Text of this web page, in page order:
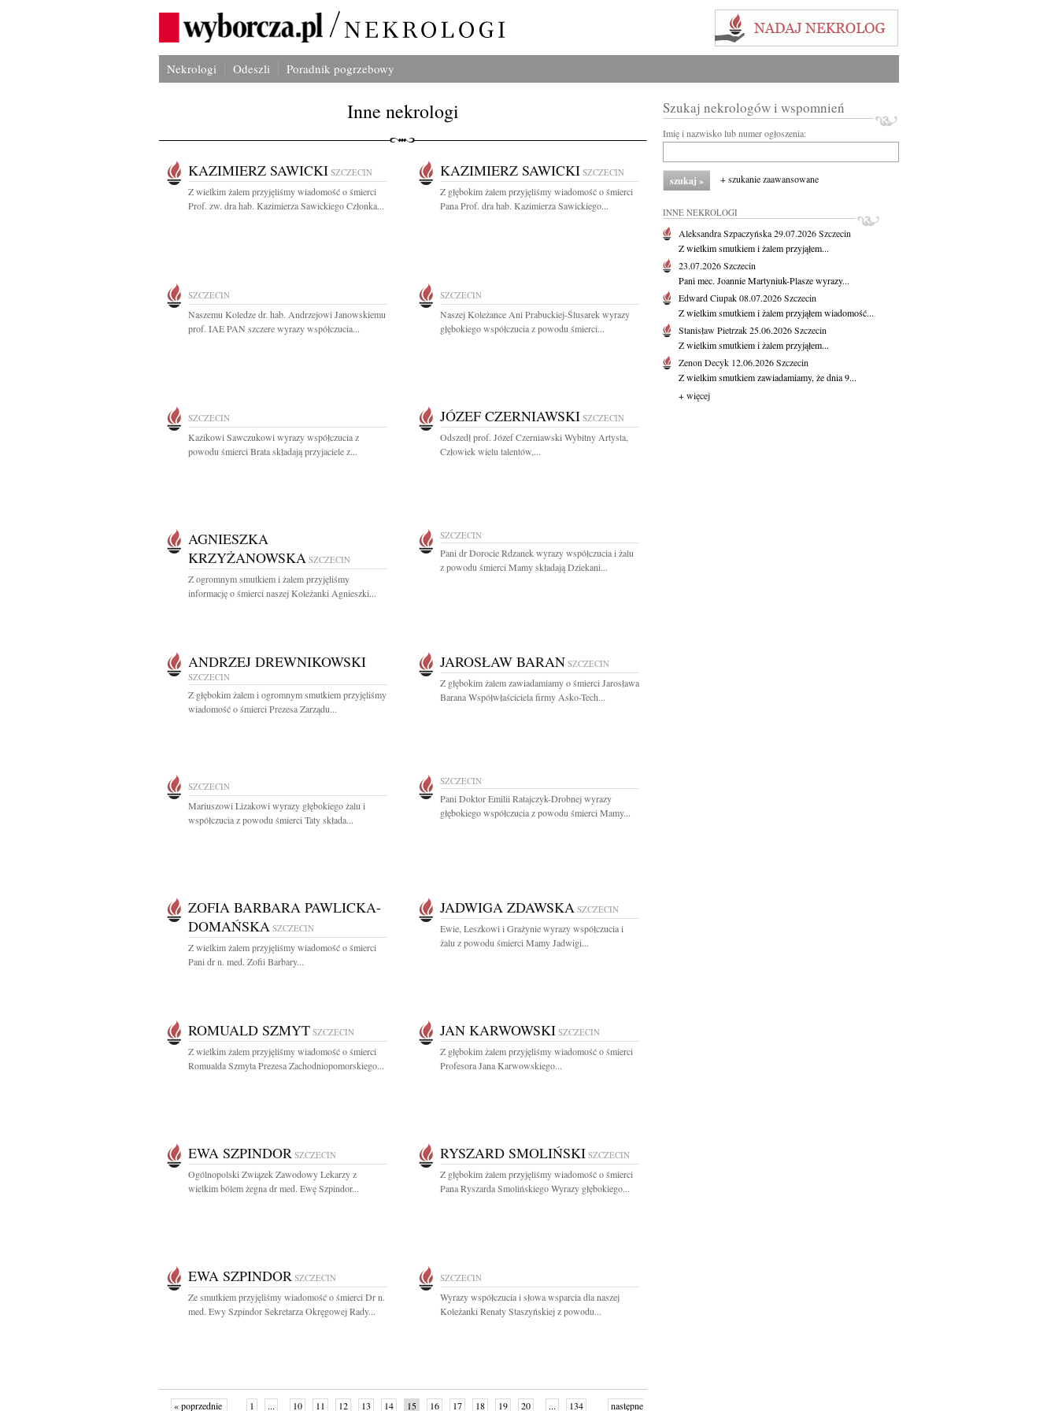
Nekrologi Odeszli Poradnik pogrzebowy
Inne nekrologi
KAZIMIERZ SAWICKI SZCZECIN
Z wielkim żalem przyjęliśmy wiadomość o śmierci
Prof. zw. dra hab. Kazimierza Sawickiego Członka...
KAZIMIERZ SAWICKI SZCZECIN
Z głębokim żalem przyjęliśmy wiadomość o śmierci
Pana Prof. dra hab. Kazimierza Sawickiego...
SZCZECIN
Naszemu Koledze dr. hab. Andrzejowi Janowskiemu
prof. IAE PAN szczere wyrazy współczucia...
SZCZECIN
Naszej Koleżance Ani Prabuckiej-Ślusarek wyrazy
głębokiego współczucia z powodu śmierci...
SZCZECIN
Kazikowi Sawczukowi wyrazy współczucia z
powodu śmierci Brata składają przyjaciele z...
JÓZEF CZERNIAWSKI SZCZECIN
Odszedł prof. Józef Czerniawski Wybitny Artysta,
Człowiek wielu talentów,...
AGNIESZKA
KRZYŻANOWSKA SZCZECIN
Z ogromnym smutkiem i żalem przyjęliśmy
informację o śmierci naszej Koleżanki Agnieszki...
SZCZECIN
Pani dr Dorocie Rdzanek wyrazy współczucia i żalu
z powodu śmierci Mamy składają Dziekani...
ANDRZEJ DREWNIKOWSKI
SZCZECIN
Z głębokim żalem i ogromnym smutkiem przyjęliśmy
wiadomość o śmierci Prezesa Zarządu...
JAROSŁAW BARAN SZCZECIN
Z głębokim żalem zawiadamiamy o śmierci Jarosława
Barana Współwłaściciela firmy Asko-Tech...
SZCZECIN
Mariuszowi Lizakowi wyrazy głębokiego żalu i
współczucia z powodu śmierci Taty składa...
SZCZECIN
Pani Doktor Emilii Ratajczyk-Drobnej wyrazy
głębokiego współczucia z powodu śmierci Mamy...
ZOFIA BARBARA PAWLICKA-
DOMAŃSKA SZCZECIN
Z wielkim żalem przyjęliśmy wiadomość o śmierci
Pani dr n. med. Zofii Barbary...
JADWIGA ZDAWSKA SZCZECIN
Ewie, Leszkowi i Grażynie wyrazy współczucia i
żalu z powodu śmierci Mamy Jadwigi...
ROMUALD SZMYT SZCZECIN
Z wielkim żalem przyjęliśmy wiadomość o śmierci
Romualda Szmyta Prezesa Zachodniopomorskiego...
JAN KARWOWSKI SZCZECIN
Z głębokim żalem przyjęliśmy wiadomość o śmierci
Profesora Jana Karwowskiego...
EWA SZPINDOR SZCZECIN
Ogólnopolski Związek Zawodowy Lekarzy z
wielkim bólem żegna dr med. Ewę Szpindor...
RYSZARD SMOLIŃSKI SZCZECIN
Z głębokim żalem przyjęliśmy wiadomość o śmierci
Pana Ryszarda Smolińskiego Wyrazy głębokiego...
EWA SZPINDOR SZCZECIN
Ze smutkiem przyjęliśmy wiadomość o śmierci Dr n.
med. Ewy Szpindor Sekretarza Okręgowej Rady...
SZCZECIN
Wyrazy współczucia i słowa wsparcia dla naszej
Koleżanki Renaty Staszyńskiej z powodu...
« poprzednie 1 ... 10 11 12 13 14 15 16 17 18 19 20 ... 134 następne
Szukaj nekrologów i wspomnień
Imię i nazwisko lub numer ogłoszenia:
+ szukanie zaawansowane
INNE NEKROLOGI
Aleksandra Szpaczyńska29.07.2026Szczecin
Z wielkim smutkiem i żalem przyjąłem...
23.07.2026Szczecin
Pani mec. Joannie Martyniuk-Plasze wyrazy...
Edward Ciupak08.07.2026Szczecin
Z wielkim smutkiem i żalem przyjąłem wiadomość...
Stanisław Pietrzak25.06.2026Szczecin
Z wielkim smutkiem i żalem przyjąłem...
Zenon Decyk 12.06.2026Szczecin
Z wielkim smutkiem zawiadamiamy, że dnia 9...
+ więcej